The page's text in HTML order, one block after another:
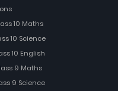
10 Maths
10 Science
10 English
9 Maths
9 Science